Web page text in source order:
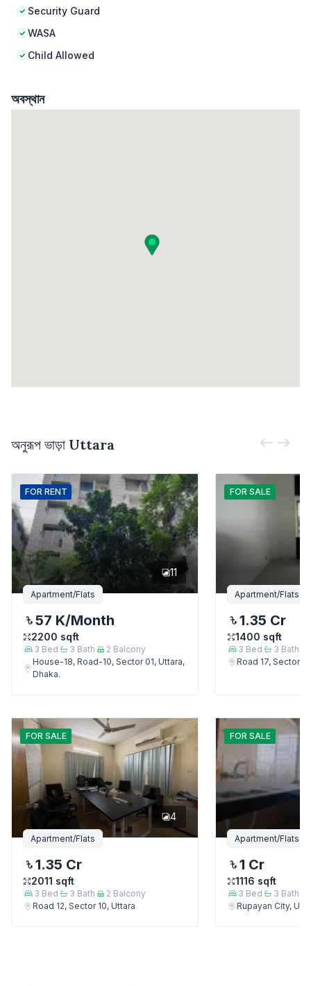
Security Guard
WASA
Child Allowed
অবস্থান
অনুরূপ ভাড়া Uttara
FOR RENT
11
Apartment/Flats
57 K/Month
2200 sqft
3 Bed 3 Bath 2 Balcony
House-18, Road-10, Sector 01, Uttara,
Dhaka.
FOR SALE
Apartment/Flats
1.35 Cr
1400 sqft
3 Bed 3 Bath
Road 17, Sector
FOR SALE
4
Apartment/Flats
1.35 Cr
2011 sqft
3 Bed 3 Bath 2 Balcony
Road 12, Sector 10, Uttara
FOR SALE
Apartment/Flats
1 Cr
1116 sqft
3 Bed 3 Bath
Rupayan City,